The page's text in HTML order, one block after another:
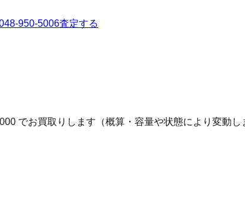
950-5006査定する
でお買取りします（概算・容量や状態により変動し